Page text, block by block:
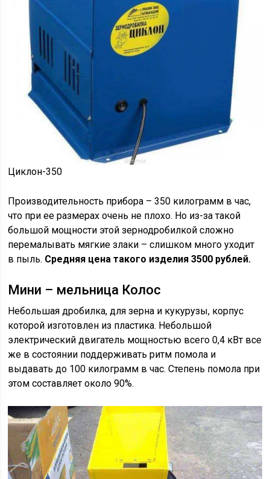
Циклон-350
Производительность прибора – 350 килограмм в час,
что при ее размерах очень не плохо. Но из-за такой
большой мощности этой зернодробилкой сложно
перемалывать мягкие злаки – слишком много уходит
в пыль. Средняя цена такого изделия 3500 рублей.
Мини – мельница Колос
Небольшая дробилка, для зерна и кукурузы, корпус
которой изготовлен из пластика. Небольшой
электрический двигатель мощностью всего 0,4 кВт все
же в состоянии поддерживать ритм помола и
выдавать до 100 килограмм в час. Степень помола при
этом составляет около 90%.